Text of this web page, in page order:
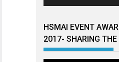
HSMAI EVENT
2017- SHARING THE